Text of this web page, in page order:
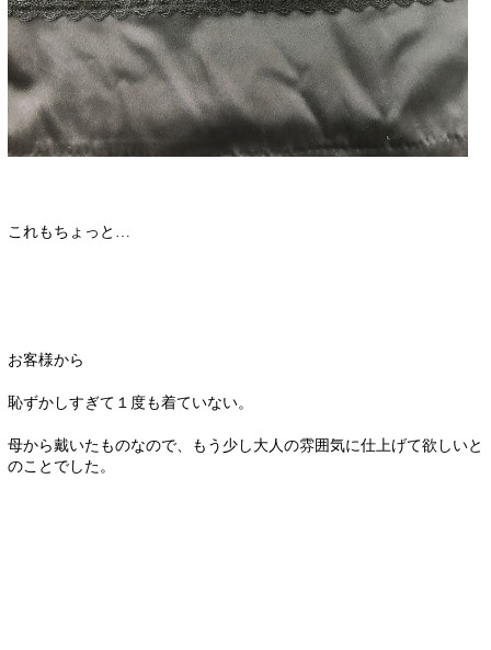
これもちょっと…
お客様から
恥ずかしすぎて１度も着ていない。
母から戴いたものなので、もう少し大人の雰囲気に仕上げて欲しいと
のことでした。